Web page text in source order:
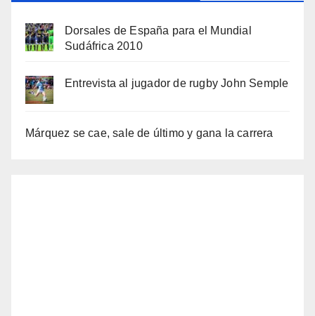
Dorsales de España para el Mundial
Sudáfrica 2010
Entrevista al jugador de rugby John Semple
Márquez se cae, sale de último y gana la carrera